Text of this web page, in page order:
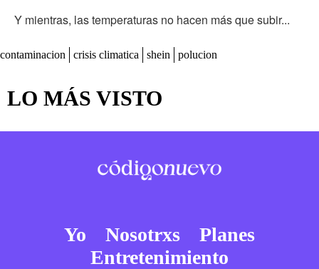
Y mientras, las temperaturas no hacen más que subir...
contaminacion crisis climatica shein polucion
LO MÁS VISTO
Yo Nosotrxs
Planes
Entretenimiento